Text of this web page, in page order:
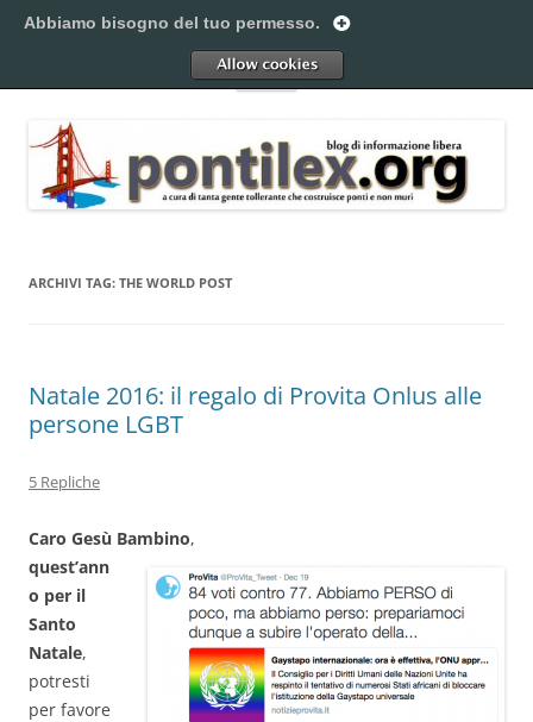
al
Pontilex
Menu
ARCHIVI TAG: THE WORLD POST
Natale 2016: il regalo di Provita Onlus alle
persone LGBT
5 Repliche
Caro Gesù Bambino,
quest’ann
o per il
Santo
Natale,
potresti
per favore
Abbiamo bisogno del tuo permesso.